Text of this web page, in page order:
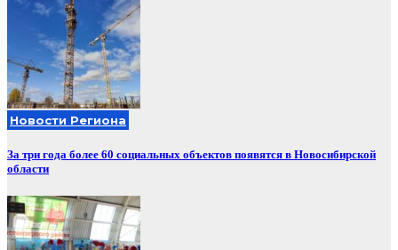
Новости Региона
За три года более 60 социальных объектов появятся в Новосибирской
области